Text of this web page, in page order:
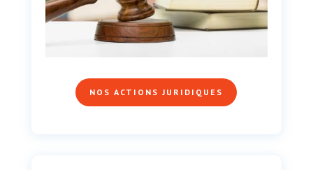
NOS ACTIONS JURIDIQUES